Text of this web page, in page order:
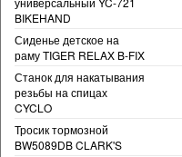
BIKEHAND
Сиденье детское на
раму TIGER RELAX B-FIX
Станок для накатывания
резьбы на спицах
CYCLO
Тросик тормозной
BW5089DB CLARK'S